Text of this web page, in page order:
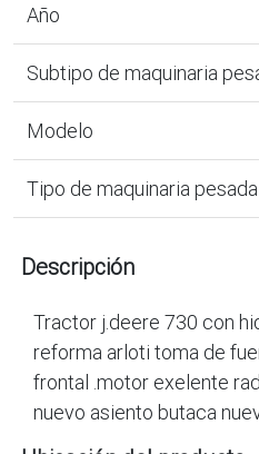
Año
Subtipo de maquinaria
Modelo
Tipo de maquinaria pesada
Descripción
Tractor j.deere 730 con
reforma arloti toma de
frontal .motor exelente
nuevo asiento butaca